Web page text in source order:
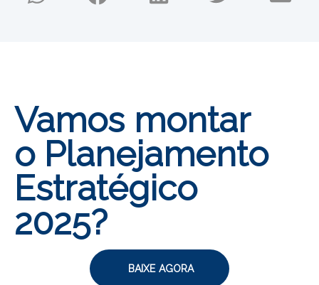
Vamos montar
o Planejamento
Estratégico
2025?
BAIXE AGORA